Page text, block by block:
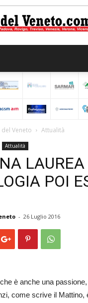
del
Veneto Attualità
Attualità
POI
- 26 Luglio 2016
è anche una
come scrive il Mattino,